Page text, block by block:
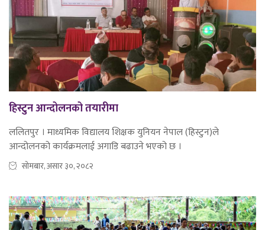
हिस्टुन आन्दोलनको तयारीमा
ललितपुर । माध्यमिक विद्यालय शिक्षक युनियन नेपाल (हिस्टुन)ले
आन्दोलनको कार्यक्रमलाई अगाडि बढाउने भएको छ ।
सोमबार, असार ३०, २०८२